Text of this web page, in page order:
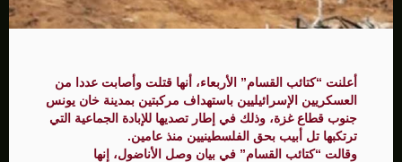
أعلنت “كتائب القسام” الأربعاء، أنها قتلت وأصابت عددا من
العسكريين الإسرائيليين باستهداف مركبتين بمدينة خان يونس
جنوب قطاع غزة، وذلك في إطار تصديها للإبادة الجماعية التي
ترتكبها تل أبيب بحق الفلسطينيين منذ عامين.
وقالت “كتائب القسام” في بيان وصل الأناضول، إنها